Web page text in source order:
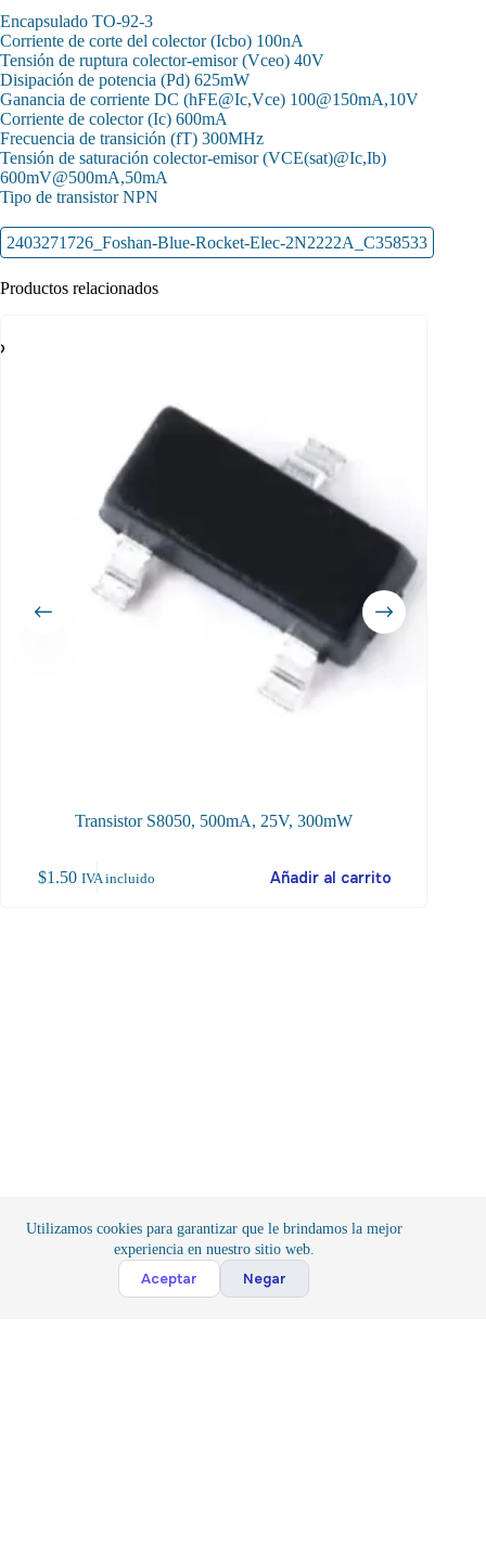
Utilizamos cookies para garantizar que le brindamos la mejor
experiencia en nuestro sitio web.
Aceptar Negar
Encapsulado TO-92-3
Corriente de corte del colector (Icbo) 100nA
Tensión de ruptura colector-emisor (Vceo) 40V
Disipación de potencia (Pd) 625mW
Ganancia de corriente DC (hFE@Ic,Vce) 100@150mA,10V
Corriente de colector (Ic) 600mA
Frecuencia de transición (fT) 300MHz
Tensión de saturación colector-emisor (VCE(sat)@Ic,Ib)
600mV@500mA,50mA
Tipo de transistor NPN
2403271726_Foshan-Blue-Rocket-Elec-2N2222A_C358533
Productos relacionados
Transistor S8050, 500mA, 25V, 300mW
$1.50 IVA incluido Añadir al carrito